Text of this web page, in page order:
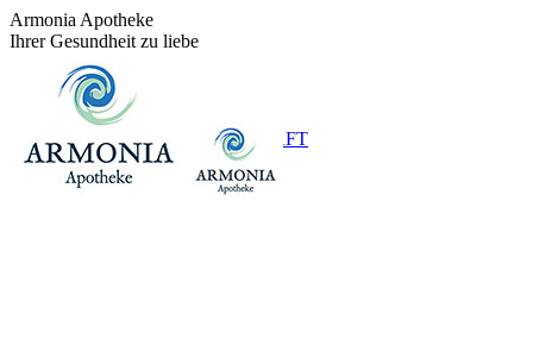
Zum
Inhalt
Armonia Apotheke
Ihrer Gesundheit zu liebe
+43 (0)1 / 48 624 14BEREITSCHAFT